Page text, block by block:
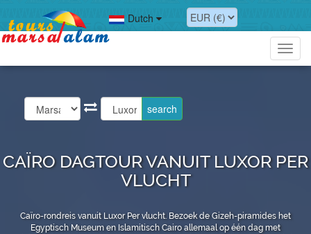
Dutch
CAÏRO DAGTOUR VANUIT LUXOR PER
VLUCHT
Caïro-rondreis vanuit Luxor Per vlucht. Bezoek de Gizeh-piramides het
Egyptisch Museum en Islamitisch Cairo allemaal op één dag met